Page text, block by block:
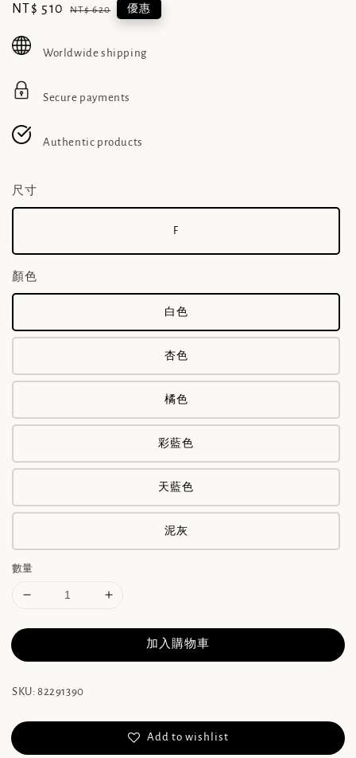
Sale
NT$ 510 Regular
NT$ 620 優惠
Worldwide shipping
Secure payments
Authentic products
尺寸
F
顏色
白色
杏色
橘色
彩藍色
天藍色
泥灰
數量
加入購物車
SKU: 82291390
Add to wishlist